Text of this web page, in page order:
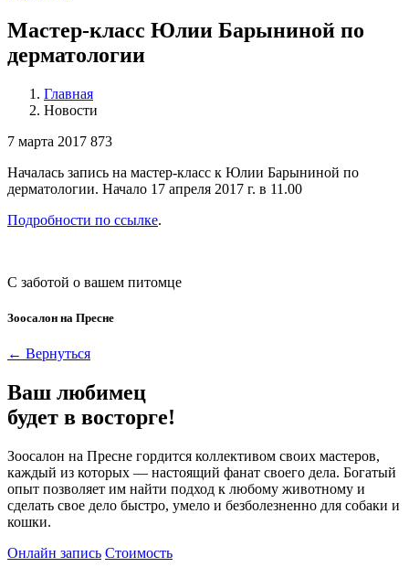
Мастер-класс Юлии Барыниной по
дерматологии
Главная
Новости
7 марта 2017 873
Началась запись на мастер-класс к Юлии Барыниной по
дерматологии. Начало 17 апреля 2017 г. в 11.00
Подробности по ссылке.
С заботой о вашем питомце
Зоосалон на Пресне
← Вернуться
Ваш любимец
будет в восторге!
Зоосалон на Пресне гордится коллективом своих мастеров,
каждый из которых — настоящий фанат своего дела. Богатый
опыт позволяет им найти подход к любому животному и
сделать свое дело быстро, умело и безболезненно для собаки и
кошки.
Онлайн запись Стоимость